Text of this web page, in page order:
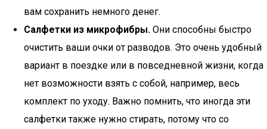
вам сохранить немного денег.
Салфетки из микрофибры. Они способны быстро
очистить ваши очки от разводов. Это очень удобный
вариант в поездке или в повседневной жизни, когда
нет возможности взять с собой, например, весь
комплект по уходу. Важно помнить, что иногда эти
салфетки также нужно стирать, потому что со